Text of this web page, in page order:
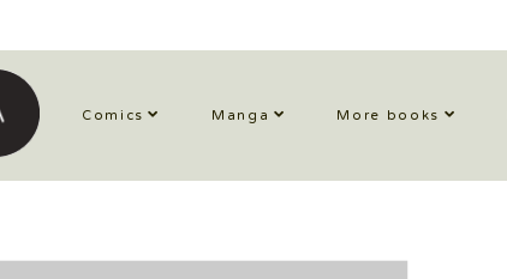
Comics Manga More books